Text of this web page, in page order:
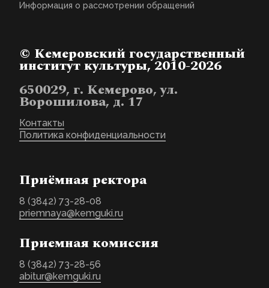
Информация о рассмотрении обращений
© Кемеровский государственный
институт культуры, 2010-2026
650029, г. Кемерово, ул.
Ворошилова, д. 17
Контакты
Политика конфиденциальности
Приёмная ректора
8 (3842) 73-28-08
priemnaya@kemguki.ru
Приемная комиссия
8 (3842) 73-28-56
abitur@kemguki.ru